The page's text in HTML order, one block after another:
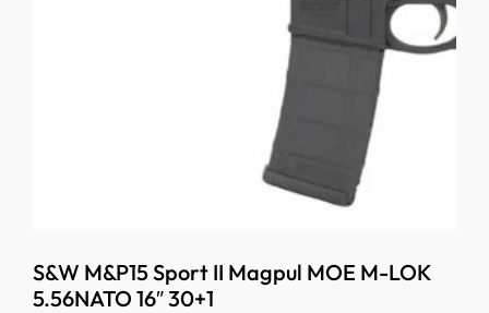
S&W M&P15 Sport II Magpul MOE M-LOK
5.56NATO 16″ 30+1